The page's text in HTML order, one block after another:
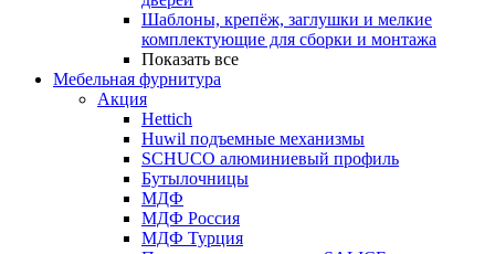
Шаблоны, крепёж, заглушки и мелкие
комплектующие для сборки и монтажа
Показать все
Мебельная фурнитура
Акция
Hettich
Huwil подъемные механизмы
SCHUCO алюминиевый профиль
Бутылочницы
МДФ
МДФ Россия
МДФ Турция